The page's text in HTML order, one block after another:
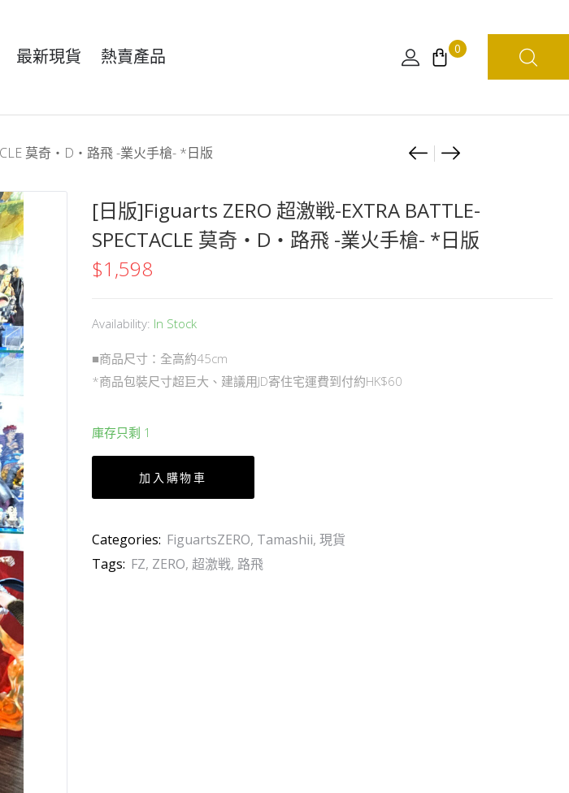
最新現貨 熱賣產品 0
莫奇・D・路飛 -業火手槍- *日版
Product
[日
限
定]
海
LOOK
ONE
PIECE
卓
[日版]Figuarts ZERO 超激戦-EXTRA BATTLE-
SPECTACLE 莫奇・D・路飛 -業火手槍- *日版
$1,598
Availability: In Stock
■商品尺寸：全高約45cm
*商品包裝尺寸超巨大、建議用JD寄住宅運費到付約HK$60
庫存只剩 1
加入購物車
Categories: FiguartsZERO, Tamashii, 現貨
Tags: FZ, ZERO, 超激戦, 路飛